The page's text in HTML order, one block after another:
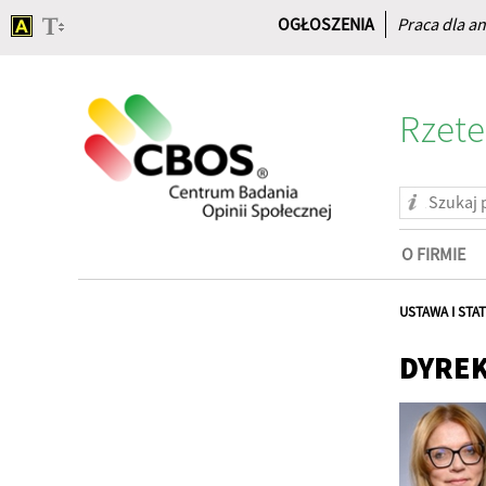
OGŁOSZENIA Praca dla
główna
O FIRMIE
USTAWA I